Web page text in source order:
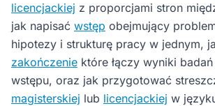
licencjackiej z proporcjami stron
jak napisać wstęp obejmujący
hipotezy i strukturę pracy w jednym,
zakończenie które łączy wyniki
wstępu, oraz jak przygotować
magisterskiej lub licencjackiej w